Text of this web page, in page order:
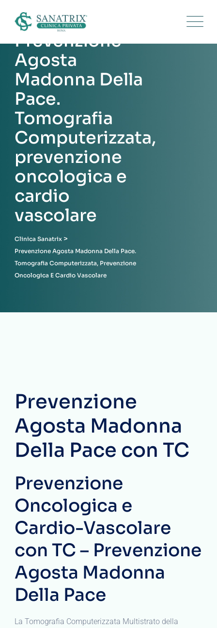
content
Prevenzione
Agosta
Madonna Della
Pace.
Tomografia
Computerizzata,
prevenzione
oncologica e
cardio
vascolare
Clinica Sanatrix >
Prevenzione Agosta Madonna Della Pace.
Tomografia Computerizzata, Prevenzione
Oncologica E Cardio Vascolare
Prevenzione
Agosta Madonna
Della Pace con TC
Prevenzione
Oncologica e
Cardio-Vascolare
con TC – Prevenzione
Agosta Madonna
Della Pace
La Tomografia Computerizzata Multistrato della